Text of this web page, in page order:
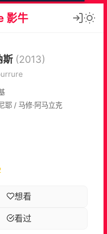
影牛
斯 (2013)
耶 / 马修·阿马立克
想看
看过